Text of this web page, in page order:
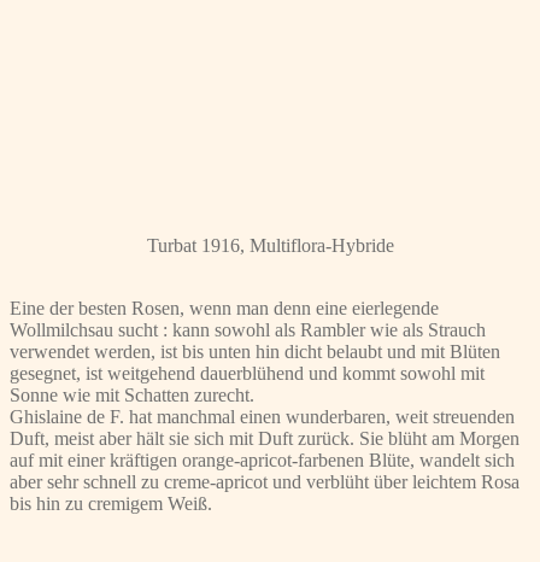
Turbat 1916, Multiflora-Hybride
Eine der besten Rosen, wenn man denn eine eierlegende
Wollmilchsau sucht : kann sowohl als Rambler wie als Strauch
verwendet werden, ist bis unten hin dicht belaubt und mit Blüten
gesegnet, ist weitgehend dauerblühend und kommt sowohl mit
Sonne wie mit Schatten zurecht.
Ghislaine de F. hat manchmal einen wunderbaren, weit streuenden
Duft, meist aber hält sie sich mit Duft zurück. Sie blüht am Morgen
auf mit einer kräftigen orange-apricot-farbenen Blüte, wandelt sich
aber sehr schnell zu creme-apricot und verblüht über leichtem Rosa
bis hin zu cremigem Weiß.